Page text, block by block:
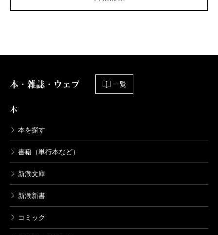
本・雑誌・ウェブ 一覧
本
本を探す
書籍（単行本など）
新潮文庫
新潮新書
コミック